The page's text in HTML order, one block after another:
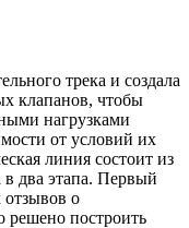
трека и создала
клапанов, чтобы
нагрузками
от условий их
линия состоит из
в два этапа. Первый
отзывов о
решено построить